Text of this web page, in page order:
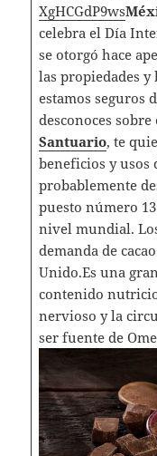
XgHCGdP9ws
celebra el Día
se otorgó hace
las propiedades
estamos seguros
desconoces
Santuario, te
beneficios y usos
probablemente
puesto número
nivel mundial.
demanda de
Unido.Es una
contenido
nervioso y la
ser fuente de